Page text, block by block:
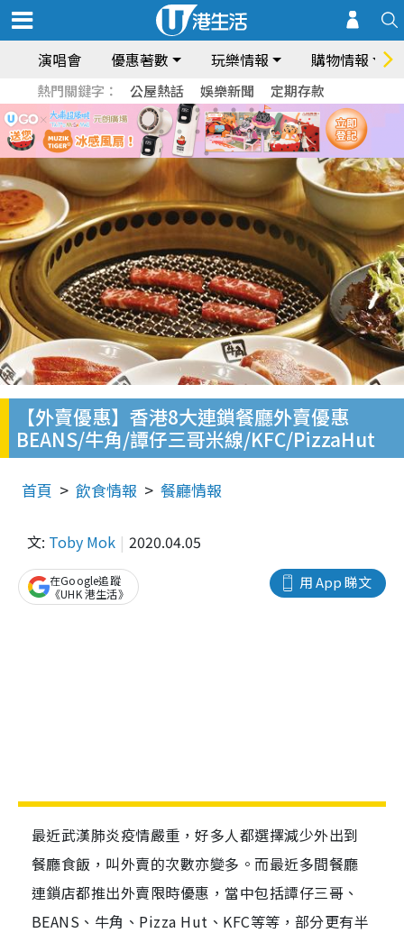
演唱會 優惠著數 玩樂情報 購物情報
熱門關鍵字： 公屋熱話 娛樂新聞 定期存款
【外賣優惠】香港8大連鎖餐廳外賣優惠
BEANS/牛角/譚仔三哥米線/KFC/PizzaHut
首頁 飲食情報 餐廳情報
文: Toby Mok 2020.04.05
用 App 睇文
在Google追蹤
《UHK 港生活》
最近武漢肺炎疫情嚴重，好多人都選擇減少外出到
餐廳食飯，叫外賣的次數亦變多。而最近多間餐廳
連鎖店都推出外賣限時優惠，當中包括譚仔三哥、
BEANS、牛角、Pizza Hut、KFC等等，部分更有半